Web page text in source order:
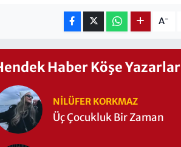
A-
Haber Köşe
NILÜFER KORKMAZ
Üç Çocukluk Bir Zaman